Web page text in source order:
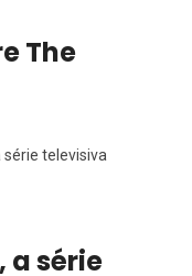
The
televisiva
a série